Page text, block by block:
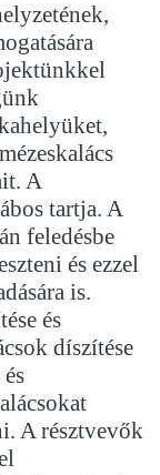
A
tartja. A
feledésbe
és ezzel
is.
és
díszítése
A résztvevők